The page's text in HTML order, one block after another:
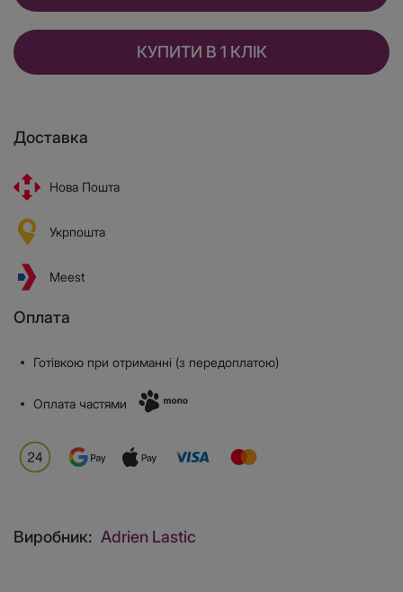
КУПИТИ В 1 КЛІК
Доставка
Нова Пошта
Укрпошта
Meest
Оплата
Готівкою при отриманні (з передоплатою)
Оплата частями
Виробник: Adrien Lastic